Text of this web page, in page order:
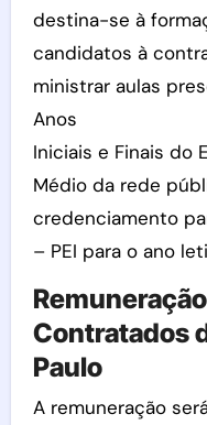
destina-se à
candidatos à
ministrar aulas
Anos
Iniciais e Finais do
Médio da rede
credenciamento
– PEI para o ano
Contratados
Paulo
A remuneração